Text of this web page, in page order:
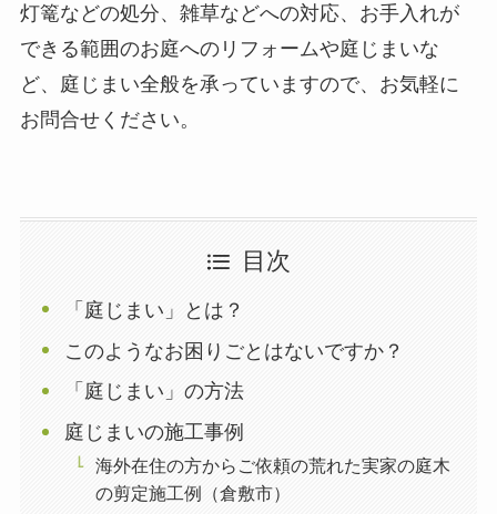
灯篭などの処分、雑草などへの対応、お手入れが
できる範囲のお庭へのリフォームや庭じまいな
ど、庭じまい全般を承っていますので、お気軽に
お問合せください。
目次
「庭じまい」とは？
このようなお困りごとはないですか？
「庭じまい」の方法
庭じまいの施工事例
海外在住の方からご依頼の荒れた実家の庭木
の剪定施工例（倉敷市）